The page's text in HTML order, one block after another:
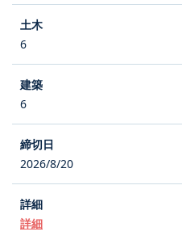
6
6
2026/8/20
詳細